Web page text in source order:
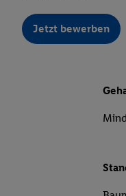
Jetzt bewerben